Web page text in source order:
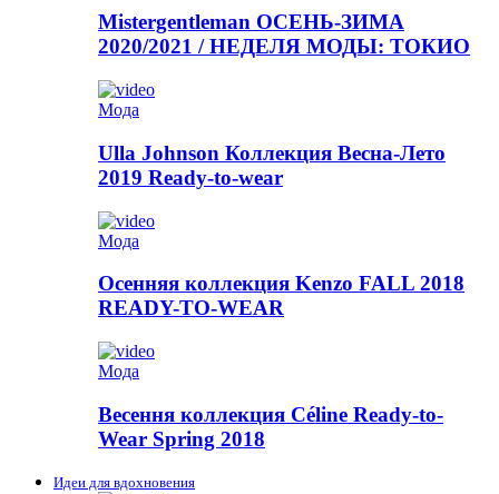
Mistergentleman ОСЕНЬ-ЗИМА
2020/2021 / НЕДЕЛЯ МОДЫ: ТОКИО
Мода
Ulla Johnson Коллекция Весна-Лето
2019 Ready-to-wear
Мода
Осенняя коллекция Kenzo FALL 2018
READY-TO-WEAR
Мода
Весення коллекция Céline Ready-to-
Wear Spring 2018
Идеи для вдохновения